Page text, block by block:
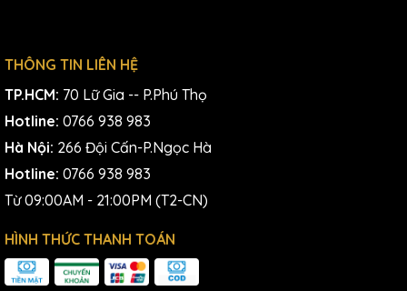
THÔNG TIN LIÊN HỆ
TP.HCM: 70 Lữ Gia -- P.Phú Thọ
Hotline: 0766 938 983
Hà Nội: 266 Đội Cấn-P.Ngọc Hà
Hotline: 0766 938 983
Từ 09:00AM - 21:00PM (T2-CN)
HÌNH THỨC THANH TOÁN